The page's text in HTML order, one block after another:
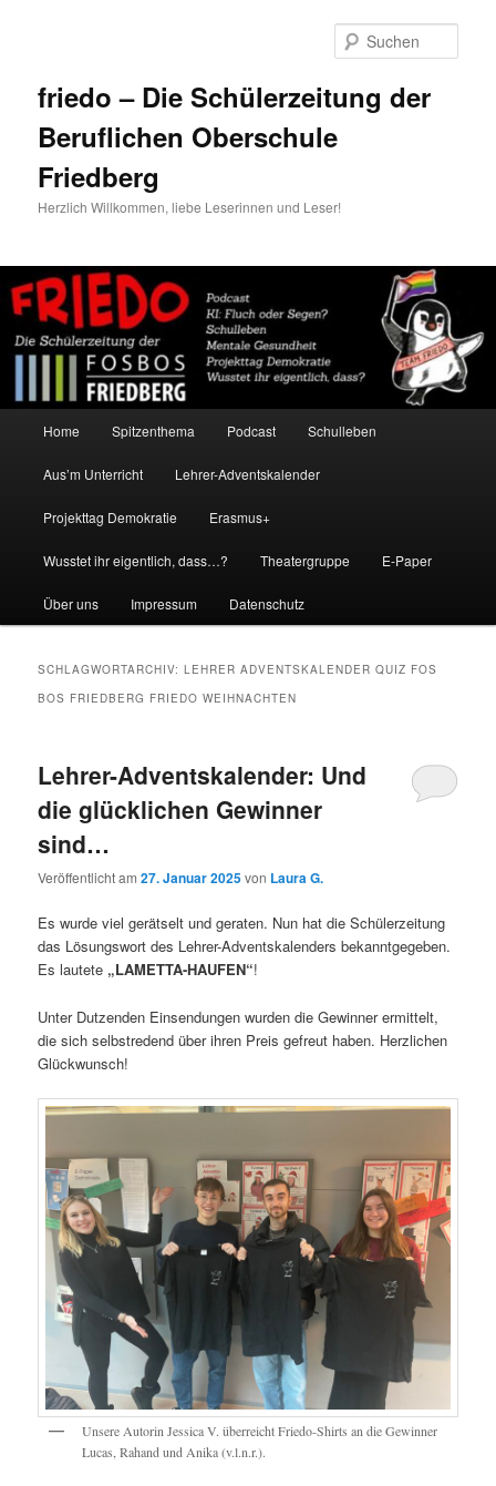
friedo – Die Schülerzeitung der
Beruflichen Oberschule
Friedberg
Herzlich Willkommen, liebe Leserinnen und Leser!
Home Spitzenthema Podcast Schulleben
Aus’m Unterricht Lehrer-Adventskalender
Projekttag Demokratie Erasmus+
Wusstet ihr eigentlich, dass…? Theatergruppe E-Paper
Über uns Impressum Datenschutz
SCHLAGWORTARCHIV:LEHRER ADVENTSKALENDER QUIZ FOS
BOS FRIEDBERG FRIEDO WEIHNACHTEN
Lehrer-Adventskalender: Und
die glücklichen Gewinner
sind…
Veröffentlicht am27. Januar 2025von Laura G.
Es wurde viel gerätselt und geraten. Nun hat die Schülerzeitung
das Lösungswort des Lehrer-Adventskalenders bekanntgegeben.
Es lautete „LAMETTA-HAUFEN“!
Unter Dutzenden Einsendungen wurden die Gewinner ermittelt,
die sich selbstredend über ihren Preis gefreut haben. Herzlichen
Glückwunsch!
Unsere Autorin Jessica V. überreicht Friedo-Shirts an die Gewinner
Lucas, Rahand und Anika (v.l.n.r.).